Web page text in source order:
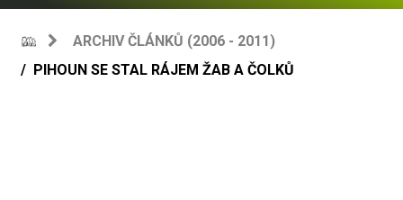
ARCHIV ČLÁNKŮ (2006 - 2011)
PIHOUN SE STAL RÁJEM ŽAB A ČOLKŮ